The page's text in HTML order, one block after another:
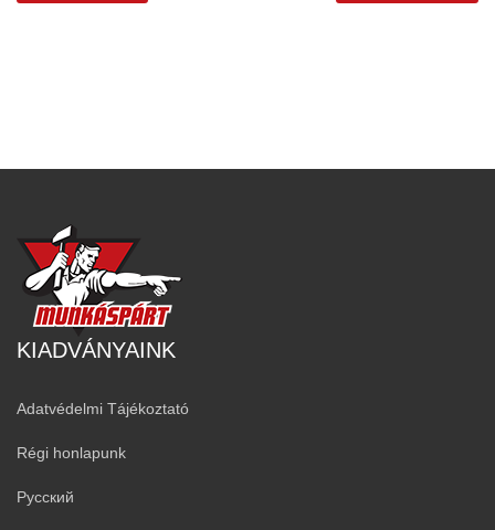
KIADVÁNYAINK
Adatvédelmi Tájékoztató
Régi honlapunk
Русский